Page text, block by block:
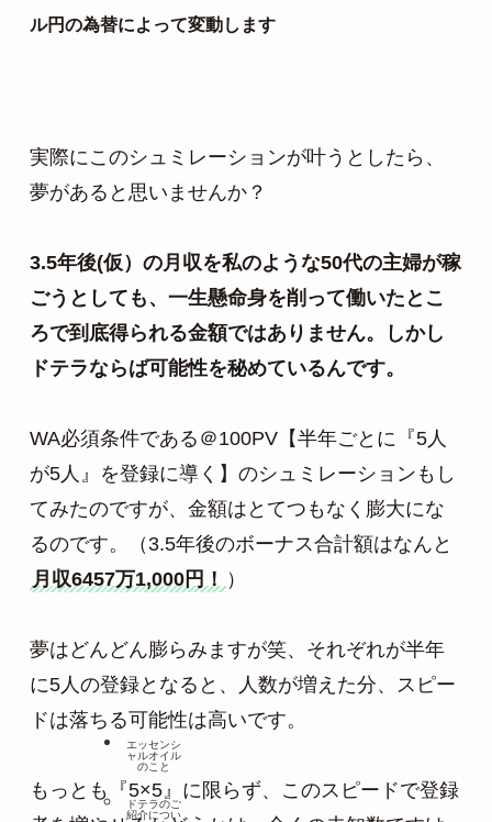
ル円の為替によって変動します
実際にこのシュミレーションが叶うとしたら、
夢があると思いませんか？
3.5年後(仮）の月収を私のような50代の主婦が稼
ごうとしても、一生懸命身を削って働いたとこ
ろで到底得られる金額ではありません。しかし
ドテラならば可能性を秘めているんです。
WA必須条件である＠100PV【半年ごとに『5人
が5人』を登録に導く】のシュミレーションもし
てみたのですが、金額はとてつもなく膨大にな
るのです。（3.5年後のボーナス合計額はなんと
月収6457万1,000円！ ）
夢はどんどん膨らみますが笑、それぞれが半年
に5人の登録となると、人数が増えた分、スピー
ドは落ちる可能性は高いです。
もっとも『5×5』に限らず、このスピードで登録
エッセンシ
ャルオイル
のこと
ドテラのご
紹介につい